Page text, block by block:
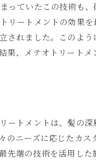
っていたこの技術も
リートメントの効果を
されました。このよう
果、メテオトリートメ
ートメントは、髪の深
のニーズに応じたカス
先端の技術を活用した